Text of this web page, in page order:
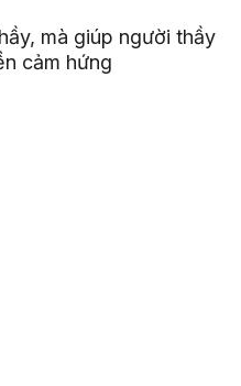
mà giúp người thầy
cảm hứng